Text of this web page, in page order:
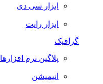
ابزار سی دی
ابزار رایت
گرافیک
پلاگین نرم افزارها
انیمیشن